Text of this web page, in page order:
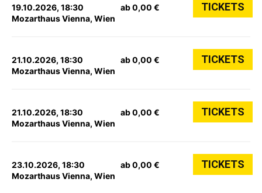
19.10.2026, 18:30
Mozarthaus Vienna, Wien
ab 0,00 € TICKETS
21.10.2026, 18:30
Mozarthaus Vienna, Wien
ab 0,00 € TICKETS
21.10.2026, 18:30
Mozarthaus Vienna, Wien
ab 0,00 € TICKETS
23.10.2026, 18:30
Mozarthaus Vienna, Wien
ab 0,00 € TICKETS